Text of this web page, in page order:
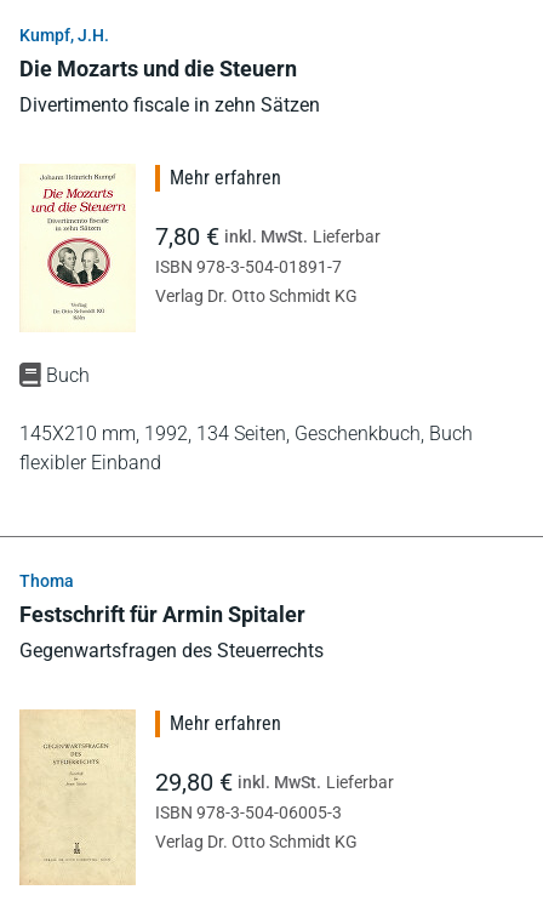
Kumpf, J.H.
Die Mozarts und die Steuern
Divertimento fiscale in zehn Sätzen
Buch
145X210 mm, 1992, 134 Seiten, Geschenkbuch, Buch
flexibler Einband
Mehr erfahren
7,80 € inkl. MwSt. Lieferbar
ISBN 978-3-504-01891-7
Verlag Dr. Otto Schmidt KG
Thoma
Festschrift für Armin Spitaler
Gegenwartsfragen des Steuerrechts
Mehr erfahren
29,80 € inkl. MwSt. Lieferbar
ISBN 978-3-504-06005-3
Verlag Dr. Otto Schmidt KG